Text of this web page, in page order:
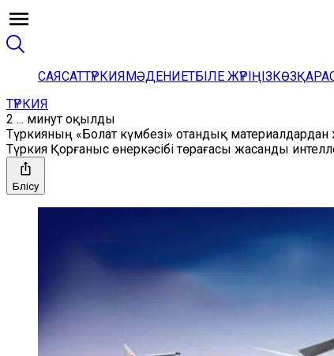
САЯСАТТҮРКИЯМӘДЕНИЕТБІЛЕ ЖҮРІҢІЗ
ТҮРКИЯ
2 ... минут оқылды
Түркияның «Болат күмбезі» отандық материалдардан
Түркия Қорғаныс өнеркәсібі төрағасы жасанды
Бөлісу